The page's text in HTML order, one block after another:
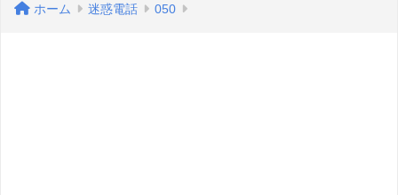
ホーム 迷惑電話 050